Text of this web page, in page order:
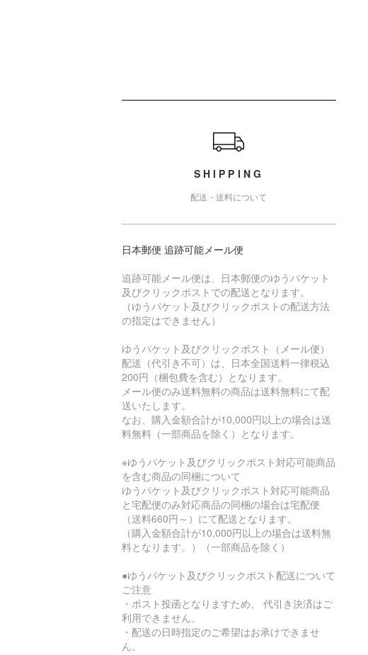
SHIPPING
配送・送料について
日本郵便 追跡可能メール便
追跡可能メール便は、日本郵便のゆうパケット
及びクリックポストでの配送となります。
（ゆうパケット及びクリックポストの配送方法
の指定はできません）
ゆうパケット及びクリックポスト（メール便）
配送（代引き不可）は、日本全国送料一律税込
200円（梱包費を含む）となります。
メール便のみ送料無料の商品は送料無料にて配
送いたします。
なお、購入金額合計が10,000円以上の場合は送
料無料（一部商品を除く）となります。
※ゆうパケット及びクリックポスト対応可能商品
を含む商品の同梱について
ゆうパケット及びクリックポスト対応可能商品
と宅配便のみ対応商品の同梱の場合は宅配便
（送料660円～）にて配送となります。
（購入金額合計が10,000円以上の場合は送料無
料となります。）（一部商品を除く）
●ゆうパケット及びクリックポスト配送について
ご注意
・ポスト投函となりますため、 代引き決済はご
利用できません。
・配送の日時指定のご希望はお承けできませ
ん。